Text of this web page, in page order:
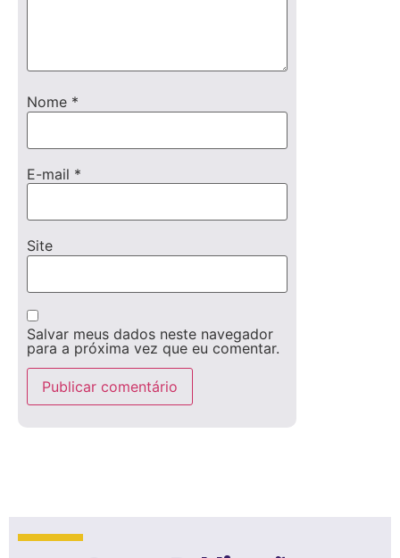
Nome *
E-mail *
Site
Salvar meus dados neste navegador
para a próxima vez que eu comentar.